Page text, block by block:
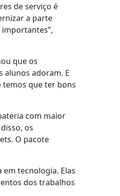
de serviço é
a parte
que os
alunos adoram. E
que ter bons
com maior
os
O pacote
tecnologia. Elas
dos trabalhos